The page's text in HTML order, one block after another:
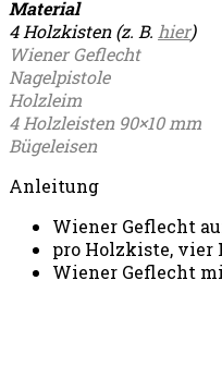
Material
4 Holzkisten (z. B. hier)
Wiener Geflecht
Nagelpistole
Holzleim
4 Holzleisten 90×10 mm
Bügeleisen
Anleitung
Wiener Geflecht
pro Holzkiste, vier
Wiener Geflecht